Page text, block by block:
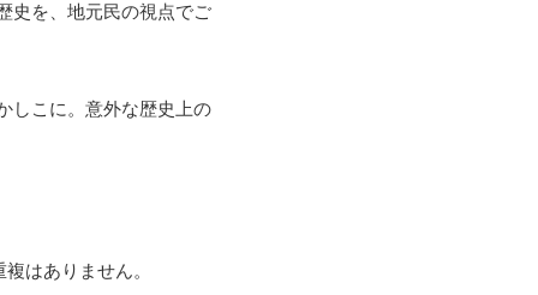
史を、地元民の視点でご
しこに。意外な歴史上の
はありません。